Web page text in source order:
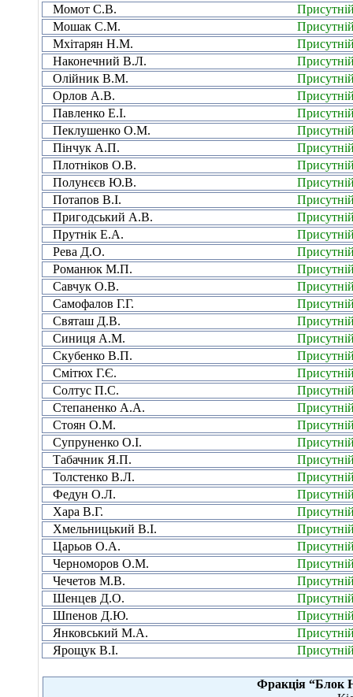
Момот С.В.
Мошак С.М.
Мхітарян Н.М.
Наконечний В.Л.
Олійник В.М.
Орлов А.В.
Павленко Е.І.
Пеклушенко О.М.
Пінчук А.П.
Плотніков О.В.
Полунєєв Ю.В.
Потапов В.І.
Пригодський А.В.
Прутнік Е.А.
Рева Д.О.
Романюк М.П.
Савчук О.В.
Самофалов Г.Г.
Святаш Д.В.
Синиця А.М.
Скубенко В.П.
Смітюх Г.Є.
Солтус П.С.
Степаненко А.А.
Стоян О.М.
Супруненко О.І.
Табачник Я.П.
Толстенко В.Л.
Федун О.Л.
Хара В.Г.
Хмельницький В.І.
Царьов О.А.
Черноморов О.М.
Чечетов М.В.
Шенцев Д.О.
Шпенов Д.Ю.
Янковський М.А.
Ярощук В.І.
Фракція “Блок